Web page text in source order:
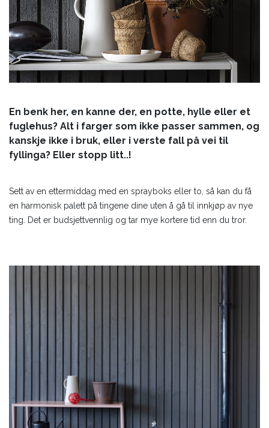
En benk her, en kanne der, en potte, hylle eller et
fuglehus? Alt i farger som ikke passer sammen, og
kanskje ikke i bruk, eller i verste fall på vei til
fyllinga? Eller stopp litt..!
Sett av en ettermiddag med en sprayboks eller to, så kan du få
en harmonisk palett på tingene dine uten å gå til innkjøp av nye
ting. Det er budsjettvennlig og tar mye kortere tid enn du tror.